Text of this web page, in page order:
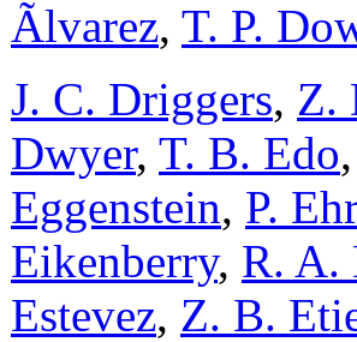
Ãlvarez, T. P.
J. C. Driggers, Z.
Dwyer, T. B. Edo
Eggenstein, P.
Eikenberry, R. A.
Estevez, Z. B.